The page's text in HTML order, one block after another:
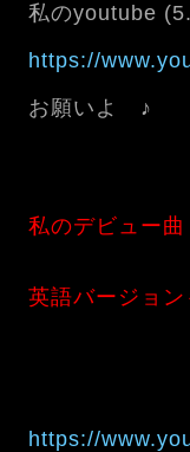
私のyoutube
https://
お願いよ ♪
私のデビュー
英語バージョ
https://